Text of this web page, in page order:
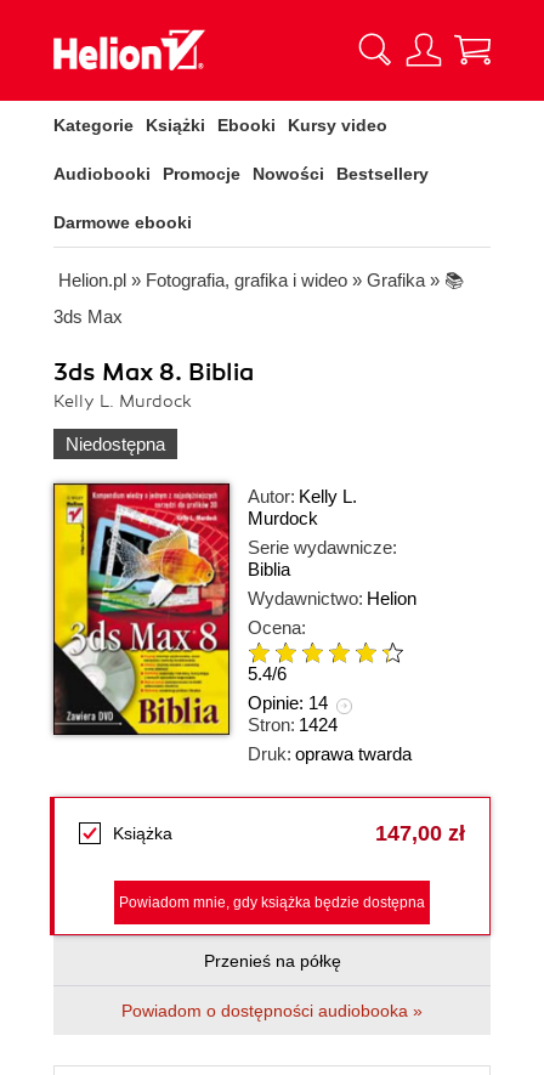
Kategorie Książki Ebooki Kursy video
Audiobooki Promocje Nowości Bestsellery
Darmowe ebooki
Helion.pl » Fotografia, grafika i wideo » Grafika » 📚
3ds Max
3ds Max 8. Biblia
Kelly L. Murdock
Niedostępna
Autor: Kelly L.
Murdock
Serie wydawnicze:
Biblia
Wydawnictwo: Helion
Ocena:
5.4/6
Opinie: 14
Stron: 1424
Druk: oprawa twarda
Książka 147,00 zł
Powiadom mnie, gdy książka będzie dostępna
Przenieś na półkę
Powiadom o dostępności audiobooka »